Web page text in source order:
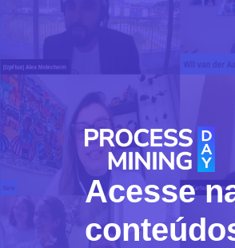
Acesse